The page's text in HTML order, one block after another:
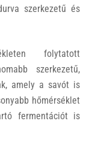
szerkezetű és
folytatott
szerkezetű,
amely a savót is
hőmérséklet
fermentációt is